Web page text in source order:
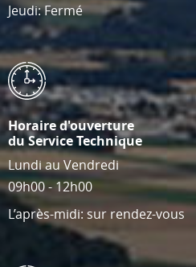
Jeudi: Fermé
Horaire d'ouverture
du Service Technique
Lundi au Vendredi
09h00 - 12h00
L’après-midi: sur rendez-vous